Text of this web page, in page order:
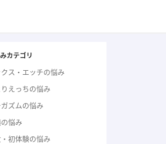
カテゴリ
ス・エッチの悩み
えっちの悩み
ズムの悩み
悩み
初体験の悩み